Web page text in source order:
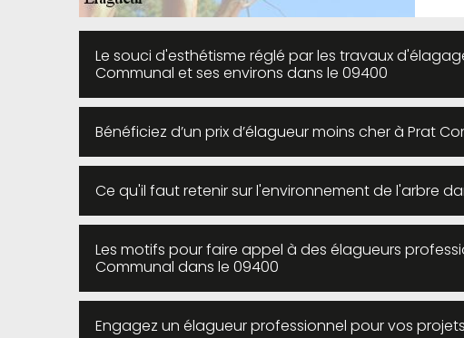
Le souci d'esthétisme réglé par les travaux
Communal et ses environs dans le 09400
Bénéficiez d’un prix d’élagueur moins cher à Prat
Ce qu'il faut retenir sur l'environnement de l'arbre
Les motifs pour faire appel à des élagueurs
Communal dans le 09400
Engagez un élagueur professionnel pour vos